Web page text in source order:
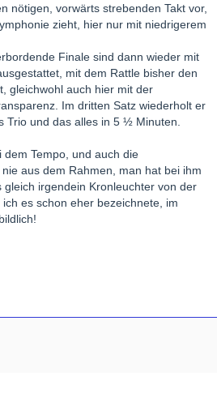
nötigen, vorwärts strebenden Takt vor,
zieht, hier nur mit niedrigerem
Finale sind dann wieder mit
mit dem Rattle bisher den
gleichwohl auch hier mit der
Im dritten Satz wiederholt er
Trio und das alles in 5 ½ Minuten.
Tempo, und auch die
aus dem Rahmen, man hat bei ihm
gleich irgendein Kronleuchter von der
es schon eher bezeichnete, im